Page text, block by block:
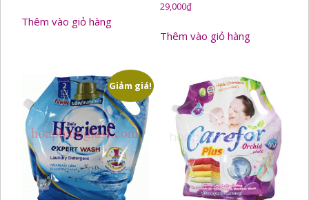
Thêm vào giỏ hàng
29,000₫
Thêm vào giỏ hàng
Giảm giá!